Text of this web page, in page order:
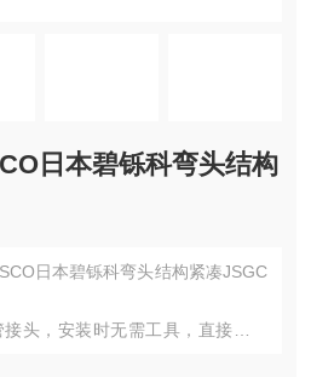
日本碧铄科弯头结构
日本碧铄科弯头结构紧凑JSGC
头，安装时无需工具，直接将气